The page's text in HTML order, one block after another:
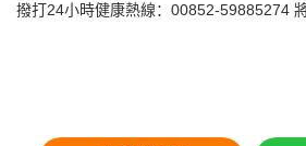
撥打24小時健康熱線：00852-59885274